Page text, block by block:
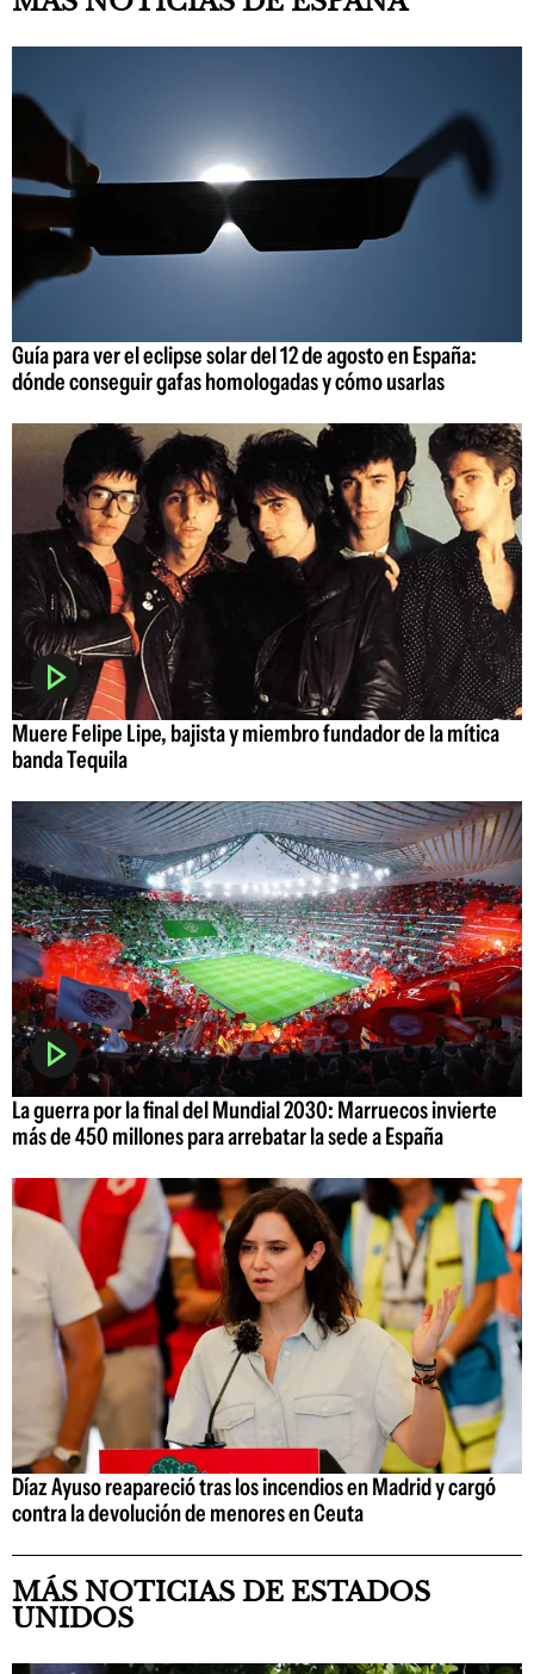
Guía para ver el eclipse solar del 12 de agosto en España:
dónde conseguir gafas homologadas y cómo usarlas
Muere Felipe Lipe, bajista y miembro fundador de la mítica
banda Tequila
La guerra por la final del Mundial 2030: Marruecos invierte
más de 450 millones para arrebatar la sede a España
Díaz Ayuso reapareció tras los incendios en Madrid y cargó
contra la devolución de menores en Ceuta
MÁS NOTICIAS DE ESTADOS
UNIDOS